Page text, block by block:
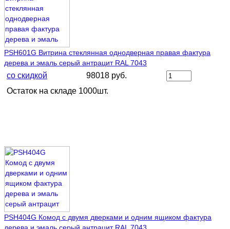
PSH601G Витрина стеклянная однодверная правая фактура
дерева и эмаль серый антрацит RAL 7043
со скидкой
98018 руб.
Остаток на складе 1000шт.
PSH404G Комод с двумя дверками и одним ящиком фактура
дерева и эмаль серый антрацит RAL 7043